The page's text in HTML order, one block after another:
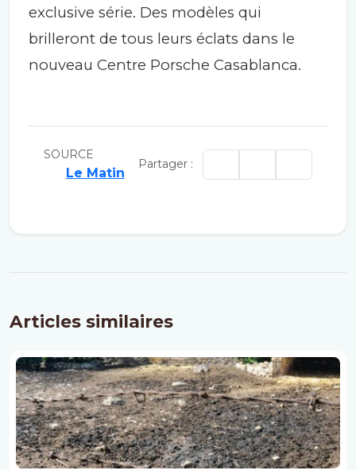
exclusive série. Des modèles qui
brilleront de tous leurs éclats dans le
nouveau Centre Porsche Casablanca.
SOURCE
Le Matin
Partager :
Articles similaires